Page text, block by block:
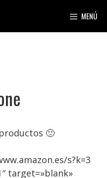
MENÚ
🙁
s?k=3
target=»blank»